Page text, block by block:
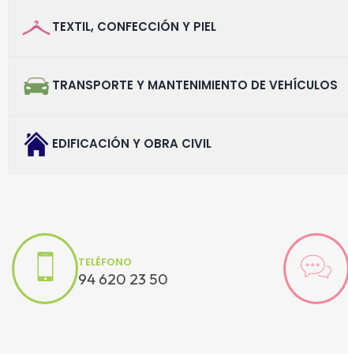
TEXTIL, CONFECCIÓN Y PIEL
TRANSPORTE Y MANTENIMIENTO DE VEHÍCULOS
EDIFICACIÓN Y OBRA CIVIL
TELÉFONO
94 620 23 50